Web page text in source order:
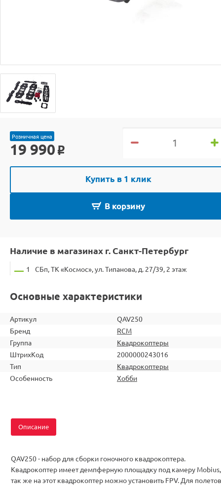
Розничная цена
19 990 o
Купить в 1 клик
В корзину
Наличие в магазинах г. Санкт-Петербург
1 СБп, ТК «Космос», ул. Типанова, д. 27/39, 2 этаж
Основные характеристики
Артикул
QAV250
Бренд
RCM
Группа
Квадрокоптеры
ШтрихКод
2000000243016
Тип
Квадрокоптеры
Особенность
Хобби
Описание
QAV250 - набор для сборки гоночного квадрокоптера.
Квадрокоптер имеет демпферную площадку под камеру Mobius,
так же на этот квадрокоптер можно установить FPV. Для полетов